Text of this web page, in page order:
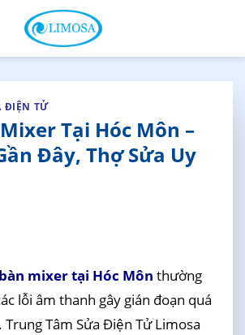
ĐIỆN TỬ
Tại Hóc Môn –
Đây, Thợ Sửa Uy
mixer tại Hóc Môn thường
lỗi âm thanh gây gián đoạn quá
Tâm Sửa Điện Tử Limosa